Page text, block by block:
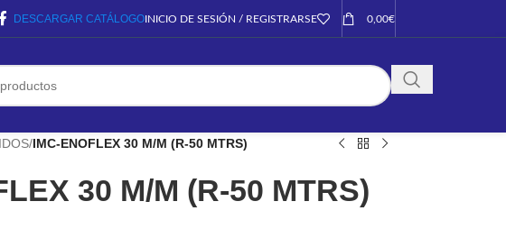
DESCARGAR CATÁLOGOINICIO DE SESIÓN / REGISTRARSE 0,00€
/IMC-ENOFLEX 30 M/M (R-50 MTRS)
30 M/M (R-50 MTRS)